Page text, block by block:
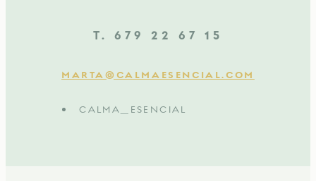
T. 679 22 67 15
MARTA@CALMAESENCIAL.COM
CALMA_ESENCIAL